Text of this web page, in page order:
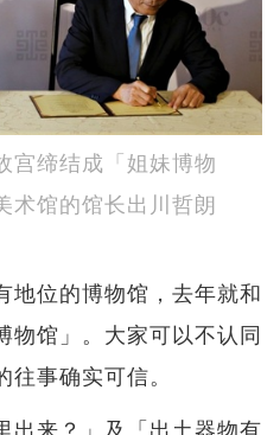
宫缔结成「姐妹博物
术馆的馆长出川哲朗
地位的博物馆，去年就和
物馆」。大家可以不认同
事确实可信。
出来？」及「出土器物有